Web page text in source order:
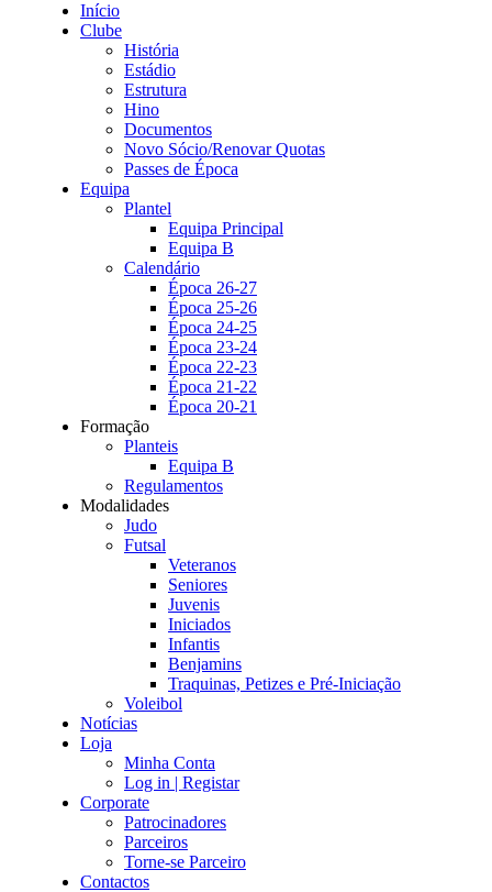
Início
Clube
História
Estádio
Estrutura
Hino
Documentos
Novo Sócio/Renovar Quotas
Passes de Época
Equipa
Plantel
Equipa Principal
Equipa B
Calendário
Época 26-27
Época 25-26
Época 24-25
Época 23-24
Época 22-23
Época 21-22
Época 20-21
Formação
Planteis
Equipa B
Regulamentos
Modalidades
Judo
Futsal
Veteranos
Seniores
Juvenis
Iniciados
Infantis
Benjamins
Traquinas, Petizes e Pré-Iniciação
Voleibol
Notícias
Loja
Minha Conta
Log in | Registar
Corporate
Patrocinadores
Parceiros
Torne-se Parceiro
Contactos